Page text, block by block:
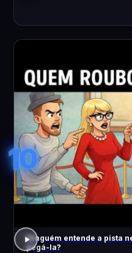
10
Ninguém entende a pista
pegá-la?